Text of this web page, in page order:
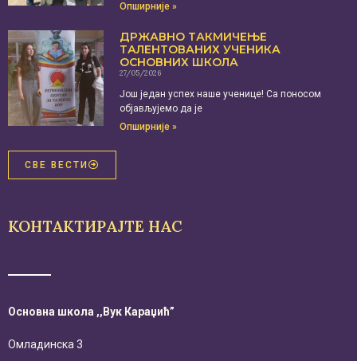
Опширније »
ДРЖАВНО ТАКМИЧЕЊЕ
ТАЛЕНТОВАНИХ УЧЕНИКА
ОСНОВНИХ ШКОЛА
27/05/2026
Још један успех наше ученице! Са поносом
објављујемо да је
Опширније »
СВЕ ВЕСТИ
КОНТАКТИРАЈТЕ НАС
Основна школа ,,Вук Караџић”
Омладинска 3